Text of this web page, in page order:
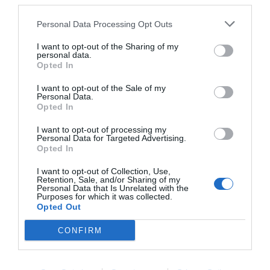
Personal Data Processing Opt Outs
I want to opt-out of the Sharing of my
personal data.
Opted In
I want to opt-out of the Sale of my
Personal Data.
Opted In
I want to opt-out of processing my
Personal Data for Targeted Advertising.
Opted In
I want to opt-out of Collection, Use,
Retention, Sale, and/or Sharing of my
Personal Data that Is Unrelated with the
Purposes for which it was collected.
Opted Out
CONFIRM
Under Armour 135,8 millones de dólares (112,2
En cuanto al número de tiendas, Under Armour ha
cerrado 51 puntos de venta, 45 en los mercados
internacionales y otras seis en Estados Unidos. La
compañía no ha especificado el peso que tiene la venta
a través de sus canales propios ni del multimarca en el
ejercicio 2020.
Añadir2Playbookcomo fuente preferida de Google
de forma gratuita